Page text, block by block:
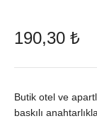
190,30 ₺
Butik otel ve
baskılı